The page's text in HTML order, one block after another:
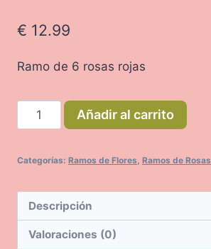
€ 12.99
Ramo de 6 rosas rojas
Rosas
Añadir al carrito
Categorías: Ramos de Flores Ramos de Rosas
Descripción
Valoraciones (0)